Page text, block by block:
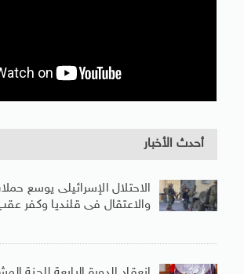
أحدث الأخبار
الاحتلال الإسرائيلى يوسع
والاعتقال فى قلنديا وكفر